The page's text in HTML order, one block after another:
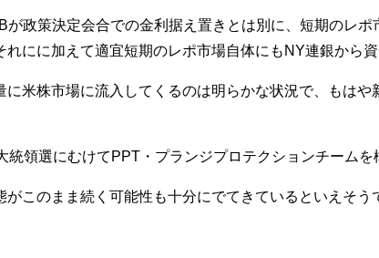
政策決定会合での金利据え置きとは別に、短期のレ
にに加えて適宜短期のレポ市場自体にもNY連銀から資
に米株市場に流入してくるのは明らかな状況で、もは
統領選にむけてPPT・プランジプロテクションチーム
このまま続く可能性も十分にでてきているといえそう